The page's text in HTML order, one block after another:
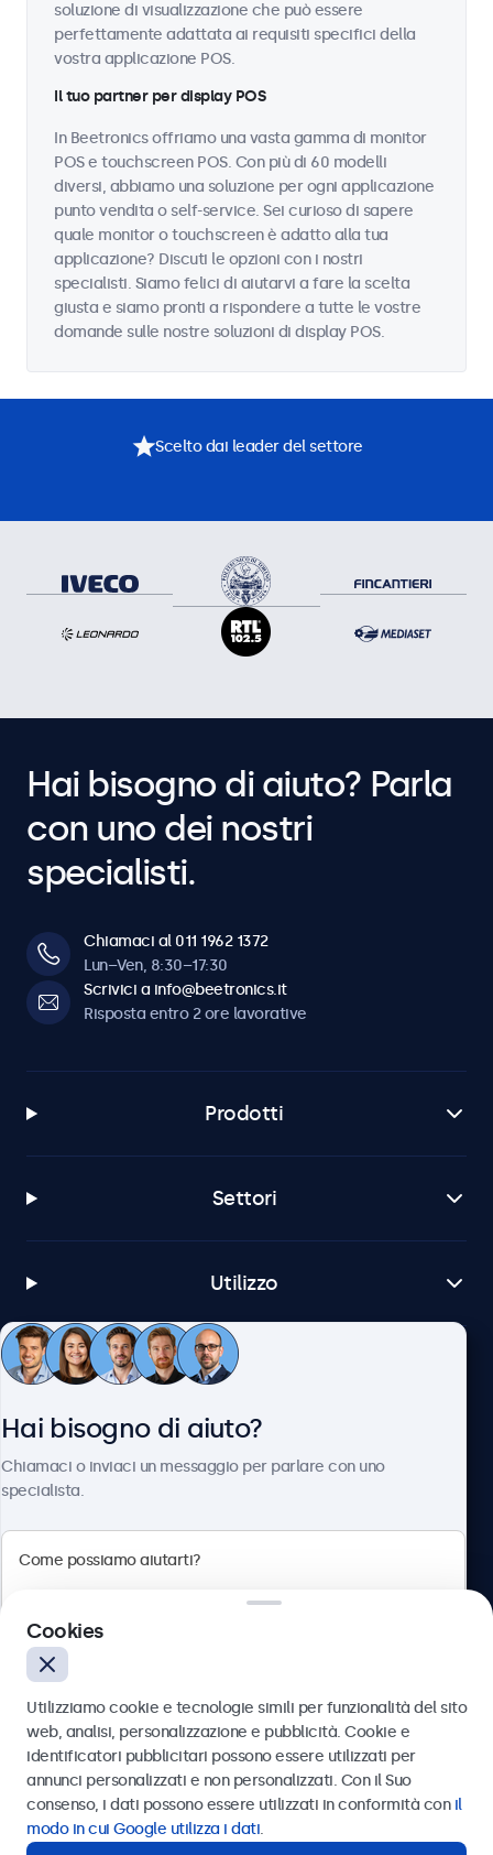
soluzione di visualizzazione che può essere
perfettamente adattata ai requisiti specifici della
vostra applicazione POS.
Il tuo partner per display POS
In Beetronics offriamo una vasta gamma di monitor
POS e touchscreen POS. Con più di 60 modelli
diversi, abbiamo una soluzione per ogni applicazione
punto vendita o self-service. Sei curioso di sapere
quale monitor o touchscreen è adatto alla tua
applicazione? Discuti le opzioni con i nostri
specialisti. Siamo felici di aiutarvi a fare la scelta
giusta e siamo pronti a rispondere a tutte le vostre
domande sulle nostre soluzioni di display POS.
Scelto dai leader del settore
Hai bisogno di aiuto? Parla
con uno dei nostri
specialisti.
Chiamaci al 011 1962 1372
Lun–Ven, 8:30–17:30
Scrivici a info@beetronics.it
Risposta entro 2 ore lavorative
Prodotti
Settori
Utilizzo
Servizio Clienti
Italiano
Hai bisogno di aiuto?
Chiamaci o inviaci un messaggio per parlare con uno
specialista.
Inviare
Oppure chiamaci al
Cookies
Utilizziamo cookie e tecnologie simili per funzionalità del sito
web, analisi, personalizzazione e pubblicità. Cookie e
identificatori pubblicitari possono essere utilizzati per
annunci personalizzati e non personalizzati. Con il Suo
consenso, i dati possono essere utilizzati in conformità con il
modo in cui Google utilizza i dati.